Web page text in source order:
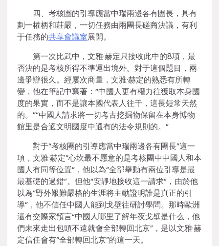
四、考核團的引導應當中瑞兩邊各有團長，具有
劃一權柄和莊嚴，一切任務由兩團長磋商決議，有利
于任務的共享會議室展開。
第一次比武中，文雅·赫定只接收此中的8項，最
否決的是考核所得不準運出境外。對于這個題目，兩
邊爭辯很久。經屢次商量，文雅·赫定的熟悉有所轉
變，他在筆記中寫著：“中國人更有權力往獲取本身國
度的果實，而不是讓本國代表人往干，這長短常天然
的。”“中國人請求將一切考古挖掘物保留在本身博物
館里是合適文明國度中通有的法令規則的。”
對于“考核團的引導應當中瑞兩邊各有團長”這一
項，文雅·赫定“心坎最不愿意的是考核團中中國人和本
國人有同等位置”，他以為“全部舉動有兩位引導是最
最基礎的過錯”。但他“安靜地接收這一請求”，由於他
以為“野外艱難嚴格的生涯將主動證明誰是真正的引
導”，他不信任中國人能到戈壁往研討學問。那時歐洲
還有交際家預言“中國人哪里了解年夜戈壁是什么，他
們未來走出包頭不遠就會全部轉回北京”，是以文雅·赫
定信任會有“全部轉回北京”的這一天。